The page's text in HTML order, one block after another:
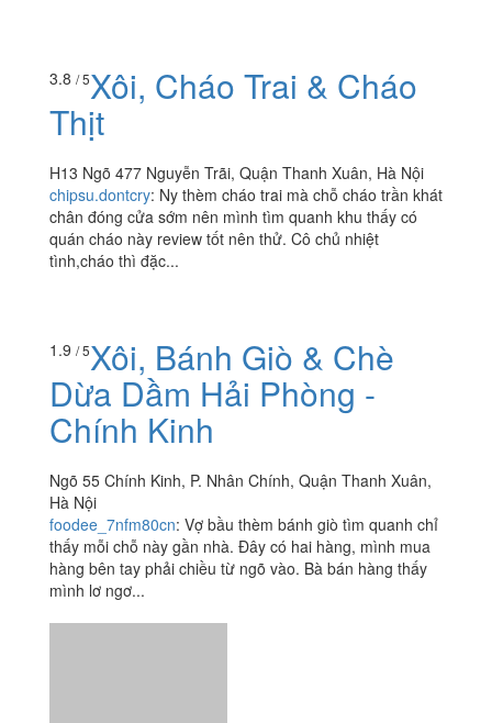
3.8 / 5Xôi, Cháo Trai & Cháo
Thịt
H13 Ngõ 477 Nguyễn Trãi, Quận Thanh Xuân, Hà Nội
chipsu.dontcry: Ny thèm cháo trai mà chỗ cháo trần khát
chân đóng cửa sớm nên mình tìm quanh khu thấy có
quán cháo này review tốt nên thử. Cô chủ nhiệt
tình,cháo thì đặc...
1.9 / 5Xôi, Bánh Giò & Chè
Dừa Dầm Hải Phòng -
Chính Kinh
Ngõ 55 Chính Kinh, P. Nhân Chính, Quận Thanh Xuân,
Hà Nội
foodee_7nfm80cn: Vợ bầu thèm bánh giò tìm quanh chỉ
thấy mỗi chỗ này gần nhà. Đây có hai hàng, mình mua
hàng bên tay phải chiều từ ngõ vào. Bà bán hàng thấy
mình lơ ngơ...